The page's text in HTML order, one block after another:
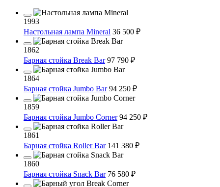
1993
Настольная лампа Mineral 36 500 ₽
1862
Барная стойка Break Bar 97 790 ₽
1864
Барная стойка Jumbo Bar 94 250 ₽
1859
Барная стойка Jumbo Corner 94 250 ₽
1861
Барная стойка Roller Bar 141 380 ₽
1860
Барная стойка Snack Bar 76 580 ₽